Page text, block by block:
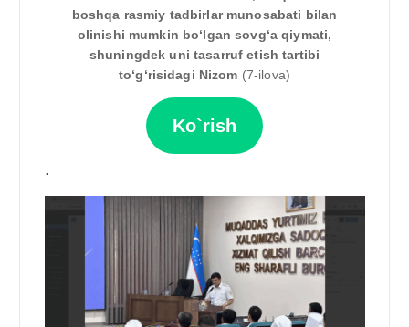
boshqa rasmiy tadbirlar munosabati bilan
olinishi mumkin bo‘lgan sovg‘a qiymati,
shuningdek uni tasarruf etish tartibi
to‘g‘risidagi Nizom (7-ilova)
Ko`rish
.